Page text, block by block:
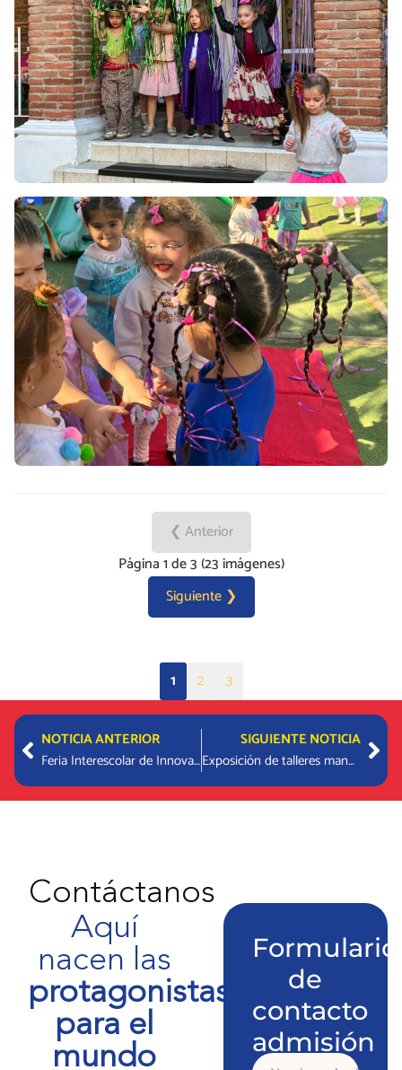
❮ Anterior
Página 1 de 3 (23 imágenes)
Siguiente ❯
1 2 3
PrevNOTICIA ANTERIOR
Feria Interescolar de Innovación de Vitacura
SIGUIENTE NOTICIA
Exposición de talleres manuales y científicos en una jornada dedicada al aprendizaje creativo
Contáctanos
Aquí
nacen las
protagonistas
para el
mundo
Formulario
de
contacto
admisión